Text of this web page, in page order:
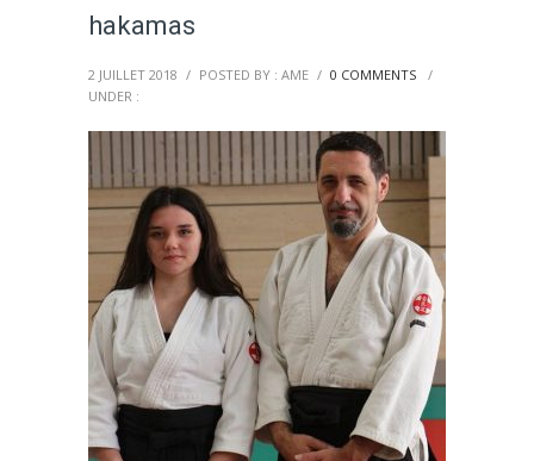
hakamas
2 JUILLET 2018 / POSTED BY : AME / 0 COMMENTS
/
UNDER :